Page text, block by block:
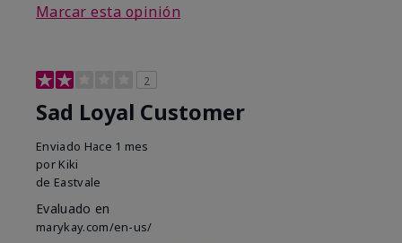
Marcar esta opinión
2
Sad Loyal Customer
Enviado Hace 1 mes
por Kiki
de Eastvale
Evaluado en
marykay.com/en-us/